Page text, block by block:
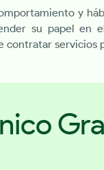
y
su papel en
contratar servicios